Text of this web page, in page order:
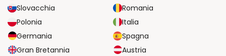
Slovacchia
Romania
Polonia
Italia
Germania
Spagna
Gran Bretannia
Austria